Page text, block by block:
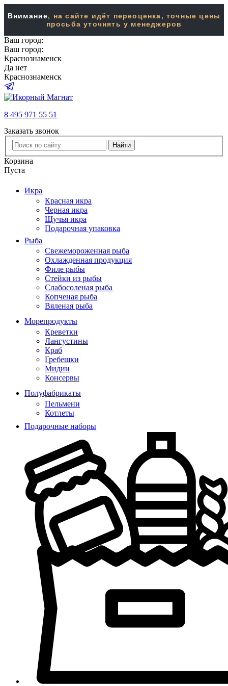
Внимание, на сайте идёт переоценка, точные цены
просьба уточнять у менеджеров
Ваш город:
Ваш город:
Краснознаменск
Да нет
Краснознаменск
8 495 971 55 51
Заказать звонок
Найти
Корзина
Пуста
Икра
Красная икра
Черная икра
Щучья икра
Подарочная упаковка
Рыба
Свежемороженная рыба
Охлажденная продукция
Филе рыбы
Стейки из рыбы
Слабосоленая рыба
Копченая рыба
Вяленая рыба
Морепродукты
Креветки
Лангустины
Краб
Гребешки
Мидии
Консервы
Полуфабрикаты
Пельмени
Котлеты
Подарочные наборы